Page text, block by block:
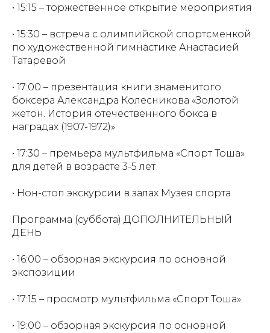
• 15:15 – торжественное открытие мероприятия
• 15:30 – встреча с олимпийской спортсменкой
по художественной гимнастике Анастасией
Татаревой
• 17:00 – презентация книги знаменитого
боксера Александра Колесникова «Золотой
жетон. История отечественного бокса в
наградах (1907-1972)»
• 17:30 – премьера мультфильма «Спорт Тоша»
для детей в возрасте 3-5 лет
• Нон-стоп экскурсии в залах Музея спорта
Программа (суббота) ДОПОЛНИТЕЛЬНЫЙ
ДЕНЬ
• 16:00 – обзорная экскурсия по основной
экспозиции
• 17:15 – просмотр мультфильма «Спорт Тоша»
• 19:00 – обзорная экскурсия по основной